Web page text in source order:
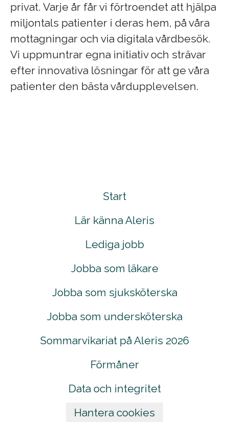
privat. Varje år får vi förtroendet att hjälpa
miljontals patienter i deras hem, på våra
mottagningar och via digitala vårdbesök.
Vi uppmuntrar egna initiativ och strävar
efter innovativa lösningar för att ge våra
patienter den bästa vårdupplevelsen.
Start
Lär känna Aleris
Lediga jobb
Jobba som läkare
Jobba som sjuksköterska
Jobba som undersköterska
Sommarvikariat på Aleris 2026
Förmåner
Data och integritet
Hantera cookies